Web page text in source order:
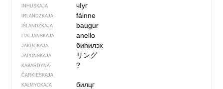
INHUSKAJA чIуг
IRLANDZKAJA fáinne
IŚLANDZKAJA baugur
ITALJANSKAJA anello
JAKUCKAJA биһилэх
JAPONSKAJA リング
KABARDYNA-
ČARKIESKAJA
?
KAŁMYCKAJA билцг